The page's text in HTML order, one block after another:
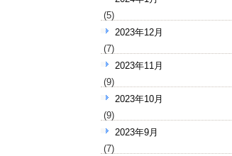
(5)
2023年12月
(7)
2023年11月
(9)
2023年10月
(9)
2023年9月
(7)